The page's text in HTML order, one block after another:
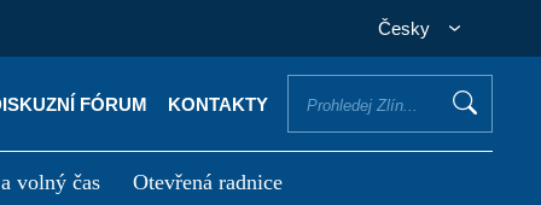
Česky
FÓRUM KONTAKTY
volný čas Otevřená radnice